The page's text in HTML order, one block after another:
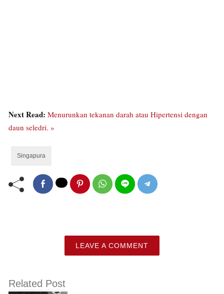
Next Read: Menurunkan tekanan darah atau Hipertensi dengan
daun seledri. »
Singapura
LEAVE A COMMENT
Related Post